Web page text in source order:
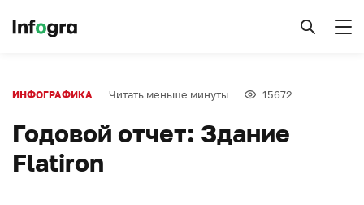
ИНФОГРАФИКА Читать меньше минуты 15672
Годовой отчет: Здание
Flatiron